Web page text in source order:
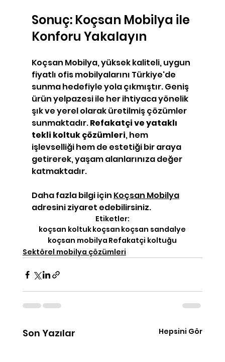
Sonuç: Koçsan Mobilya ile
Konforu Yakalayın
Koçsan Mobilya, yüksek kaliteli, uygun
fiyatlı ofis mobilyalarını Türkiye'de
sunma hedefiyle yola çıkmıştır. Geniş
ürün yelpazesi ile her ihtiyaca yönelik
şık ve yerel olarak üretilmiş çözümler
sunmaktadır. Refakatçi ve yataklı
tekli koltuk çözümleri, hem
işlevselliği hem de estetiği bir araya
getirerek, yaşam alanlarınıza değer
katmaktadır.
Daha fazla bilgi için Koçsan Mobilya
adresini ziyaret edebilirsiniz.
Etiketler:
koçsan koltukkoçsan koçsan sandalye
koçsan mobilya Refakatçi koltuğu
Sektörel mobilya çözümleri
Son Yazılar Hepsini Gör